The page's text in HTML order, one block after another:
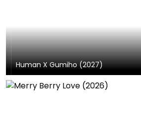
Human X Gumiho (2027)